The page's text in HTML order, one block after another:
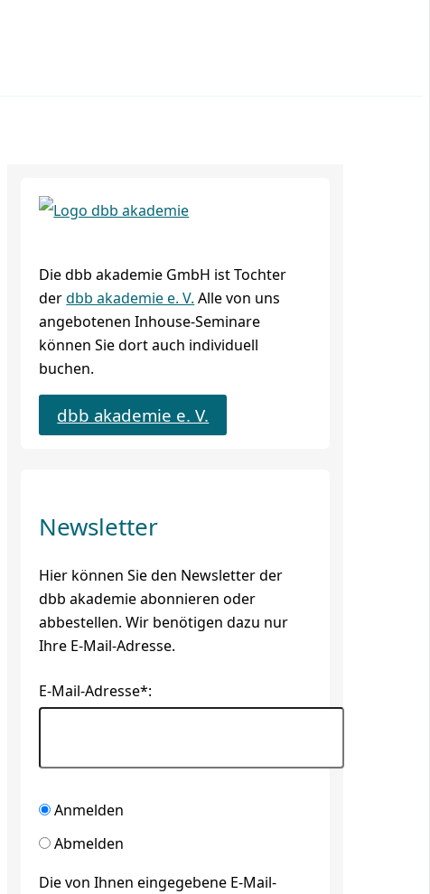
Die dbb akademie GmbH ist Tochter
derdbb akademie e. V. Alle von uns
angebotenen Inhouse-Seminare
können Sie dort auch individuell
buchen.
dbb akademie e. V.
Newsletter
Hier können Sie den Newsletter der
dbb akademie abonnieren oder
abbestellen. Wir benötigen dazu nur
Ihre E-Mail-Adresse.
E-Mail-Adresse*:
Anmelden
Abmelden
Die von Ihnen eingegebene E-Mail-